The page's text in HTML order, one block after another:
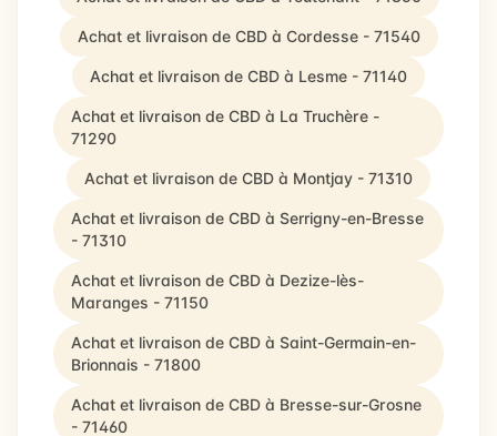
Achat et livraison de CBD à Cordesse - 71540
Achat et livraison de CBD à Lesme - 71140
Achat et livraison de CBD à La Truchère -
71290
Achat et livraison de CBD à Montjay - 71310
Achat et livraison de CBD à Serrigny-en-Bresse
- 71310
Achat et livraison de CBD à Dezize-lès-
Maranges - 71150
Achat et livraison de CBD à Saint-Germain-en-
Brionnais - 71800
Achat et livraison de CBD à Bresse-sur-Grosne
- 71460